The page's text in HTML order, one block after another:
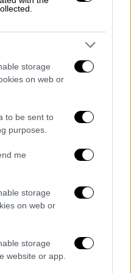
storage
on web or
to be sent to
purposes.
me
storage
on web or
storage
website or app.
την
δεύτερου
ώστε να
αυτή τη
στη συνέχεια.
πολυετές
να κάνουμε και
επιπτώσεων
στον Κόλπο
σταθεί έμπρακτα
κοινωνίας, πάντα
μας
να παράγουμε